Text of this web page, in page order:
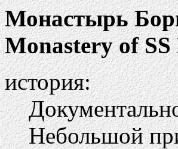
Монастырь
Monastery of
история:
Небольшой